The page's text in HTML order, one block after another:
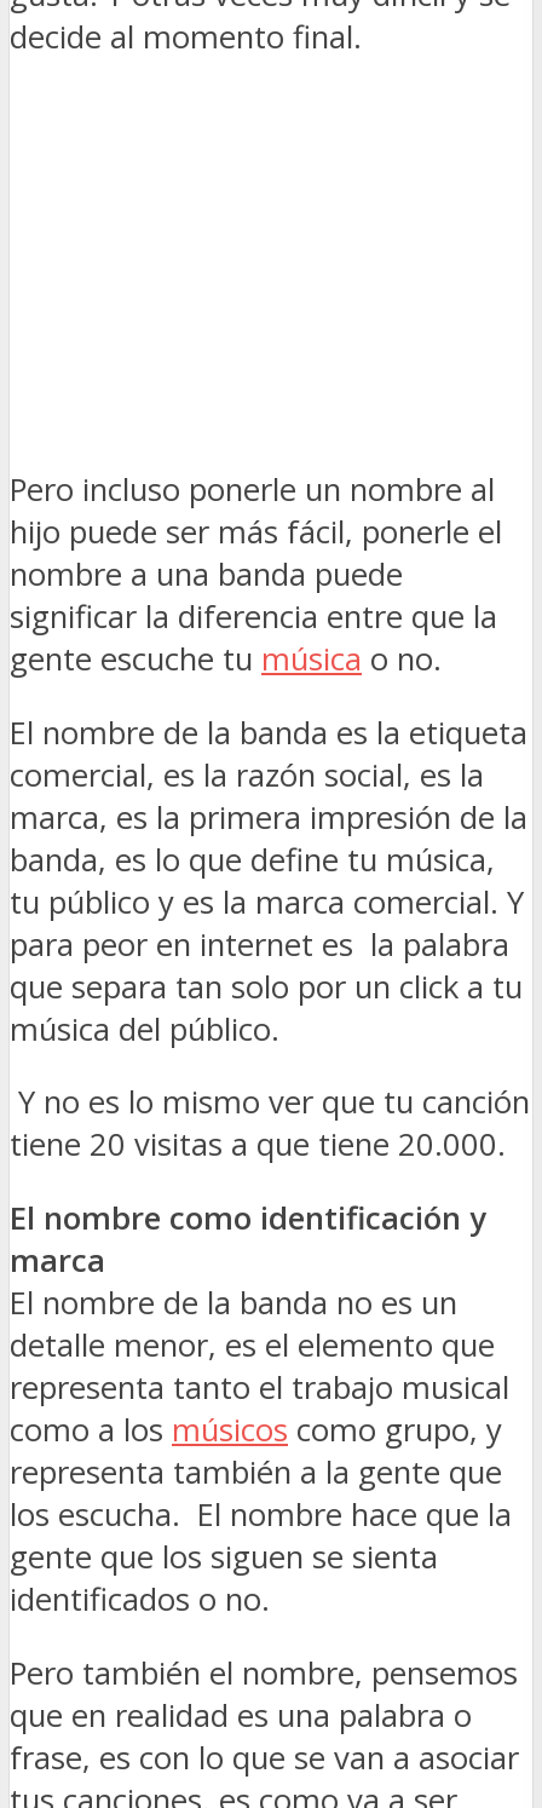
decide al momento final.
Pero incluso ponerle un nombre al
hijo puede ser más fácil, ponerle el
nombre a una banda puede
significar la diferencia entre que la
gente escuche tu música o no.
El nombre de la banda es la etiqueta
comercial, es la razón social, es la
marca, es la primera impresión de la
banda, es lo que define tu música,
tu público y es la marca comercial. Y
para peor en internet es la palabra
que separa tan solo por un click a tu
música del público.
Y no es lo mismo ver que tu canción
tiene 20 visitas a que tiene 20.000.
El nombre como identificación y
marca
El nombre de la banda no es un
detalle menor, es el elemento que
representa tanto el trabajo musical
como a los músicos como grupo, y
representa también a la gente que
los escucha. El nombre hace que la
gente que los siguen se sienta
identificados o no.
Pero también el nombre, pensemos
que en realidad es una palabra o
frase, es con lo que se van a asociar
tus canciones, es como va a ser